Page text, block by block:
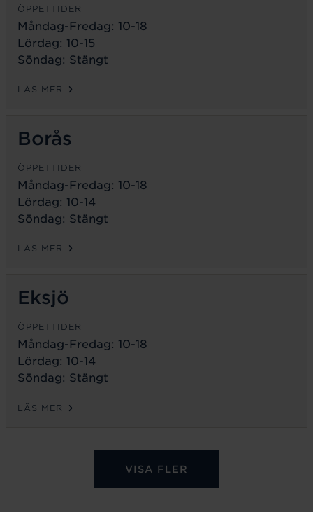
ÖPPETTIDER
Måndag-Fredag: 10-18
Lördag: 10-15
Söndag: Stängt
LÄS MER
Borås
ÖPPETTIDER
Måndag-Fredag: 10-18
Lördag: 10-14
Söndag: Stängt
LÄS MER
Eksjö
ÖPPETTIDER
Måndag-Fredag: 10-18
Lördag: 10-14
Söndag: Stängt
LÄS MER
VISA FLER